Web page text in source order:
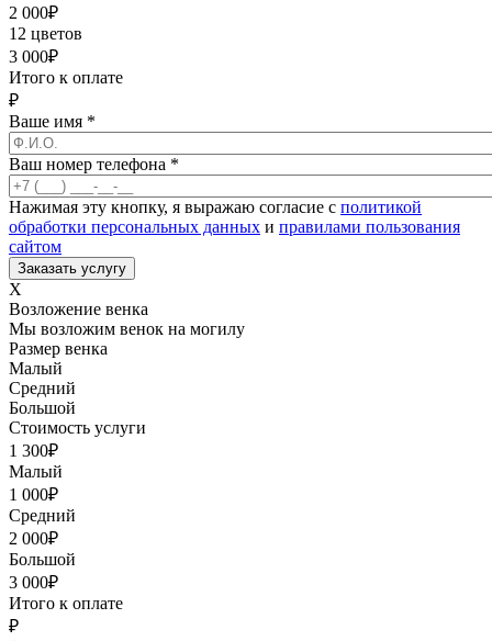
2 000₽
12 цветов
3 000₽
Итого к оплате
₽
Ваше имя *
Ваш номер телефона *
Нажимая эту кнопку, я выражаю согласие с политикой
обработки персональных данных и правилами пользования
сайтом
X
Возложение венка
Мы возложим венок на могилу
Размер венка
Малый
Средний
Большой
Стоимость услуги
1 300₽
Малый
1 000₽
Средний
2 000₽
Большой
3 000₽
Итого к оплате
₽